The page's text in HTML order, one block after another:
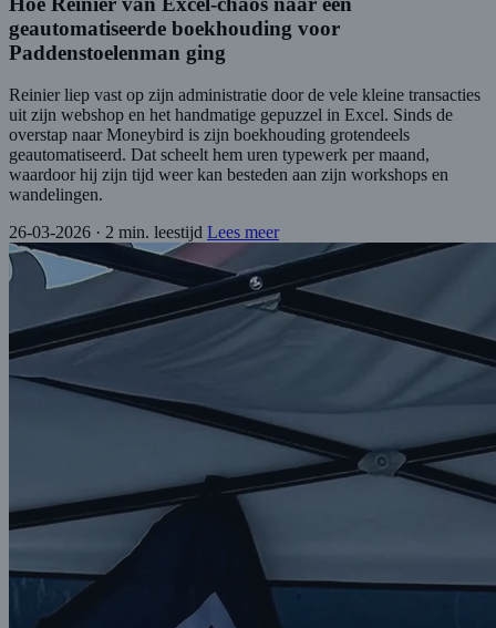
geautomatiseerde boekhouding voor
Paddenstoelenman ging
Reinier liep vast op zijn administratie door de vele kleine transacties
uit zijn webshop en het handmatige gepuzzel in Excel. Sinds de
overstap naar Moneybird is zijn boekhouding grotendeels
geautomatiseerd. Dat scheelt hem uren typewerk per maand,
waardoor hij zijn tijd weer kan besteden aan zijn workshops en
wandelingen.
26-03-2026 · 2 min. leestijd Lees meer